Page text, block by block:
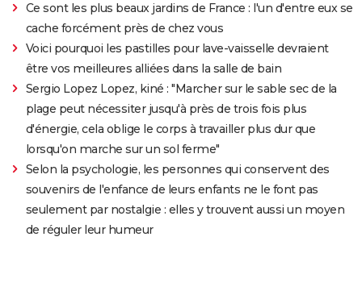
Ce sont les plus beaux jardins de France : l'un d'entre eux se
cache forcément près de chez vous
Voici pourquoi les pastilles pour lave-vaisselle devraient
être vos meilleures alliées dans la salle de bain
Sergio Lopez Lopez, kiné : "Marcher sur le sable sec de la
plage peut nécessiter jusqu'à près de trois fois plus
d'énergie, cela oblige le corps à travailler plus dur que
lorsqu'on marche sur un sol ferme"
Selon la psychologie, les personnes qui conservent des
souvenirs de l'enfance de leurs enfants ne le font pas
seulement par nostalgie : elles y trouvent aussi un moyen
de réguler leur humeur